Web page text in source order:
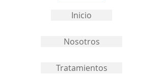
Inicio
Nosotros
Tratamientos